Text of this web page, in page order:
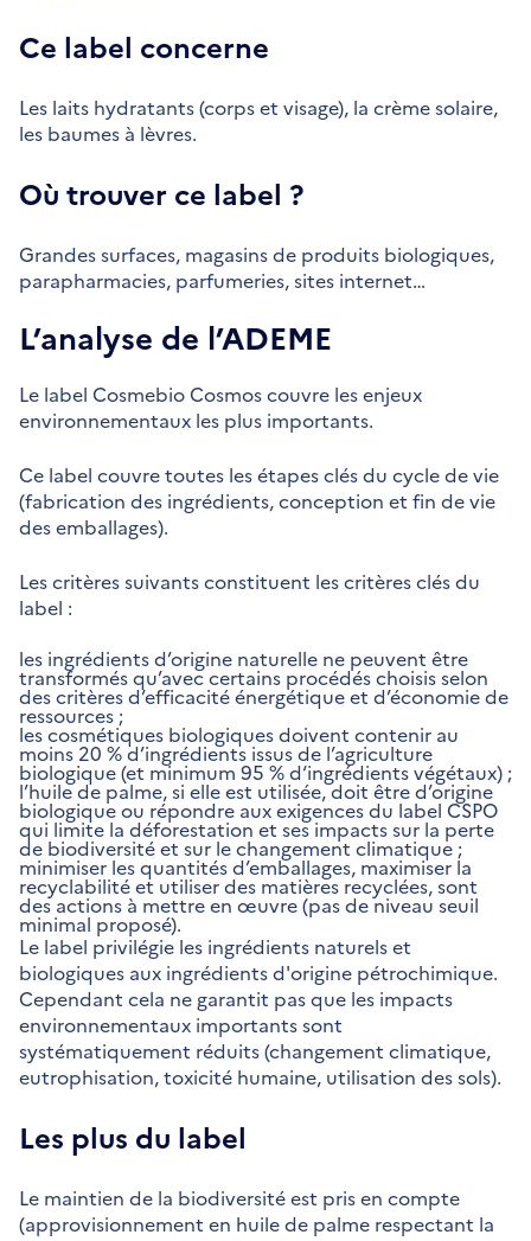
Ce label concerne
Les laits hydratants (corps et visage), la crème solaire,
les baumes à lèvres.
Où trouver ce label ?
Grandes surfaces, magasins de produits biologiques,
parapharmacies, parfumeries, sites internet…
L’analyse de l’ADEME
Le label Cosmebio Cosmos couvre les enjeux
environnementaux les plus importants.
Ce label couvre toutes les étapes clés du cycle de vie
(fabrication des ingrédients, conception et fin de vie
des emballages).
Les critères suivants constituent les critères clés du
label :
les ingrédients d’origine naturelle ne peuvent être
transformés qu’avec certains procédés choisis selon
des critères d’efficacité énergétique et d’économie de
ressources ;
les cosmétiques biologiques doivent contenir au
moins 20 % d’ingrédients issus de l’agriculture
biologique (et minimum 95 % d‘ingrédients végétaux) ;
l’huile de palme, si elle est utilisée, doit être d’origine
biologique ou répondre aux exigences du label CSPO
qui limite la déforestation et ses impacts sur la perte
de biodiversité et sur le changement climatique ;
minimiser les quantités d’emballages, maximiser la
recyclabilité et utiliser des matières recyclées, sont
des actions à mettre en œuvre (pas de niveau seuil
minimal proposé).
Le label privilégie les ingrédients naturels et
biologiques aux ingrédients d'origine pétrochimique.
Cependant cela ne garantit pas que les impacts
environnementaux importants sont
systématiquement réduits (changement climatique,
eutrophisation, toxicité humaine, utilisation des sols).
Les plus du label
Le maintien de la biodiversité est pris en compte
(approvisionnement en huile de palme respectant la